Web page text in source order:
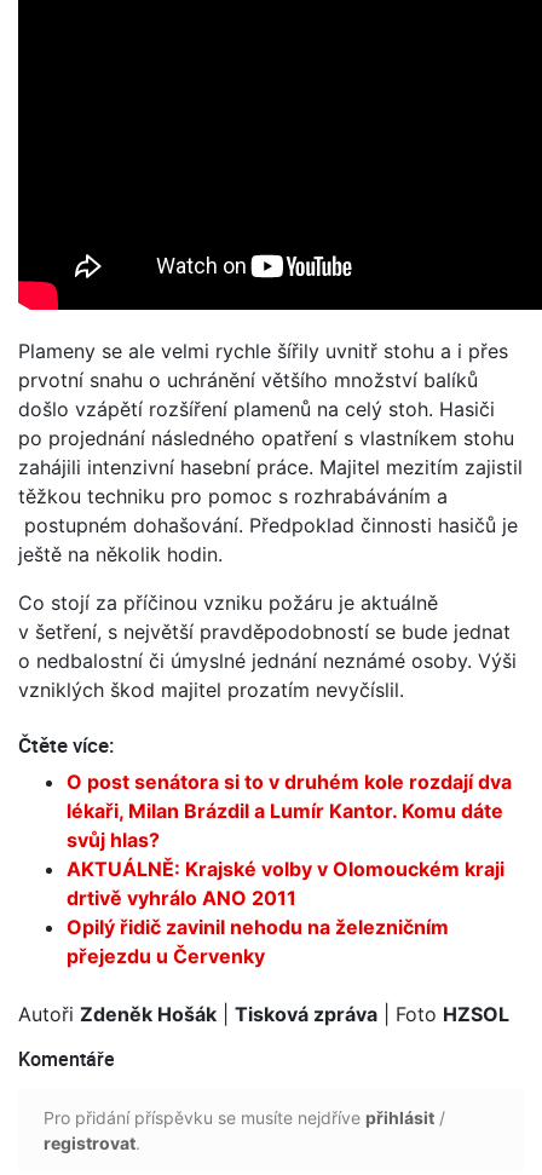
Plameny se ale velmi rychle šířily uvnitř stohu a i přes
prvotní snahu o uchránění většího množství balíků
došlo vzápětí rozšíření plamenů na celý stoh. Hasiči
po projednání následného opatření s vlastníkem stohu
zahájili intenzivní hasební práce. Majitel mezitím zajistil
těžkou techniku pro pomoc s rozhrabáváním a
postupném dohašování. Předpoklad činnosti hasičů je
ještě na několik hodin.
Co stojí za příčinou vzniku požáru je aktuálně
v šetření, s největší pravděpodobností se bude jednat
o nedbalostní či úmyslné jednání neznámé osoby. Výši
vzniklých škod majitel prozatím nevyčíslil.
Čtěte více:
O post senátora si to v druhém kole rozdají dva
lékaři, Milan Brázdil a Lumír Kantor. Komu dáte
svůj hlas?
AKTUÁLNĚ: Krajské volby v Olomouckém kraji
drtivě vyhrálo ANO 2011
Opilý řidič zavinil nehodu na železničním
přejezdu u Červenky
Autoři Zdeněk Hošák Tisková zpráva | Foto HZSOL
Komentáře
Pro přidání příspěvku se musíte nejdříve přihlásit /
registrovat.